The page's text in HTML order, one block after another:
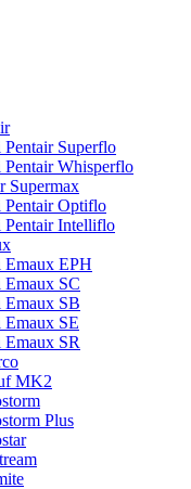
Superflo
Whisperflo
Supermax
Pentair Optiflo
Pentair Intelliflo
EPH
SC
SB
SE
SR
MK2
Plus